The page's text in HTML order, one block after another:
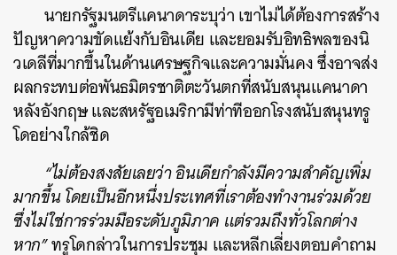
นายกรัฐมนตรีแคนาดาระบุว่า เขาไม่ได้ต้องการสร้าง
ปัญหาความขัดแย้งกับอินเดีย และยอมรับอิทธิพลของนิ
วเดลีที่มากขึ้นในด้านเศรษฐกิจและความมั่นคง ซึ่งอาจส่ง
ผลกระทบต่อพันธมิตรชาติตะวันตกที่สนับสนุนแคนาดา
หลังอังกฤษ และสหรัฐอเมริกามีท่าทีออกโรงสนับสนุนทรู
โดอย่างใกล้ชิด
“ไม่ต้องสงสัยเลยว่า อินเดียกำลังมีความสำคัญเพิ่ม
มากขึ้น โดยเป็นอีกหนึ่งประเทศที่เราต้องทำงานร่วมด้วย
ซึ่งไม่ใช่การร่วมมือระดับภูมิภาค แต่รวมถึงทั่วโลกต่าง
หาก”ทรูโดกล่าวในการประชุม และหลีกเลี่ยงตอบคำถาม